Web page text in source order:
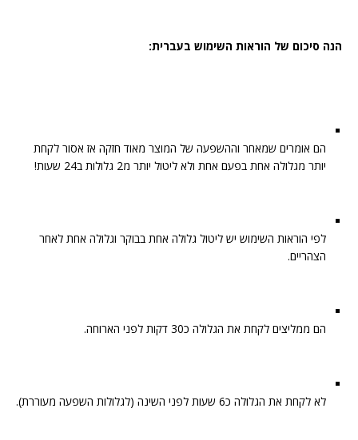
הנה סיכום של הוראות השימוש בעברית:
הם אומרים שמאחר וההשפעה של המוצר מאוד חזקה אז אסור לקחת
יותר מגלולה אחת בפעם אחת ולא ליטול יותר מ2 גלולות ב24 שעות!
לפי הוראות השימוש יש ליטול גלולה אחת בבוקר וגלולה אחת לאחר
הצהריים.
הם ממליצים לקחת את הגלולה כ30 דקות לפני הארוחה.
לא לקחת את הגלולה כ6 שעות לפני השינה (לגלולות השפעה מעוררת).